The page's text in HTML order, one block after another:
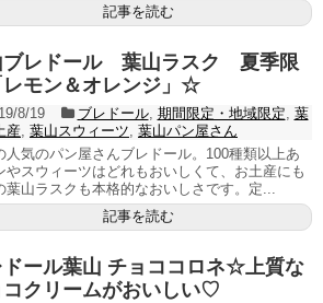
記事を読む
ブレドール 葉山ラスク 夏季限
レモン＆オレンジ」☆
8/19 ブレドール, 期間限定・地域限定, 葉
産, 葉山スウィーツ, 葉山パン屋さん
人気のパン屋さんブレドール。100種類以上あ
やスウィーツはどれもおいしくて、お土産にも
葉山ラスクも本格的なおいしさです。定...
記事を読む
ドール葉山 チョココロネ☆上質な
コクリームがおいしい♡